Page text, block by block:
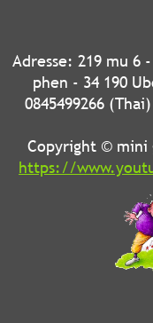
Adresse: 219 mu 6
phen - 34 190
0845499266
Copyright © mini
https://